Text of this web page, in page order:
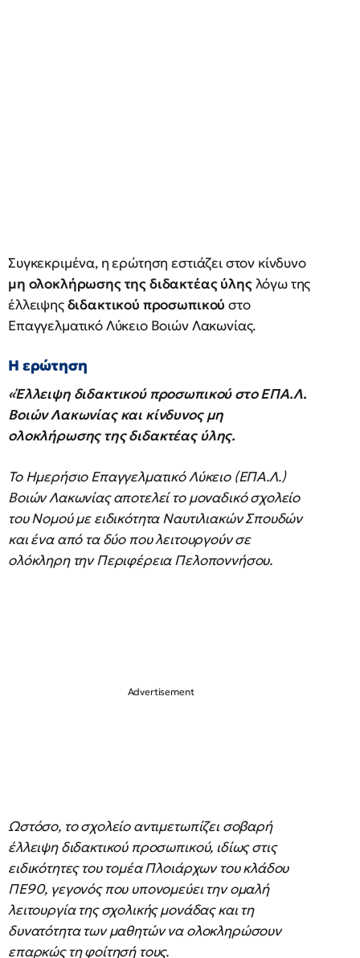
Συγκεκριμένα, η ερώτηση εστιάζει στον κίνδυνο
μη ολοκλήρωσης της διδακτέας ύληςλόγω της
έλλειψηςδιδακτικού προσωπικού στο
Επαγγελματικό Λύκειο Βοιών Λακωνίας.
Η ερώτηση
«Έλλειψη διδακτικού προσωπικού στο ΕΠΑ.Λ.
Βοιών Λακωνίας και κίνδυνος μη
ολοκλήρωσης της διδακτέας ύλης.
Το Ημερήσιο Επαγγελματικό Λύκειο (ΕΠΑ.Λ.)
Βοιών Λακωνίας αποτελεί το μοναδικό σχολείο
του Νομού με ειδικότητα Ναυτιλιακών Σπουδών
και ένα από τα δύο που λειτουργούν σε
ολόκληρη την Περιφέρεια Πελοποννήσου.
Ωστόσο, το σχολείο αντιμετωπίζει σοβαρή
έλλειψη διδακτικού προσωπικού, ιδίως στις
ειδικότητες του τομέα Πλοιάρχων του κλάδου
ΠΕ90, γεγονός που υπονομεύει την ομαλή
λειτουργία της σχολικής μονάδας και τη
δυνατότητα των μαθητών να ολοκληρώσουν
επαρκώς τη φοίτησή τους.